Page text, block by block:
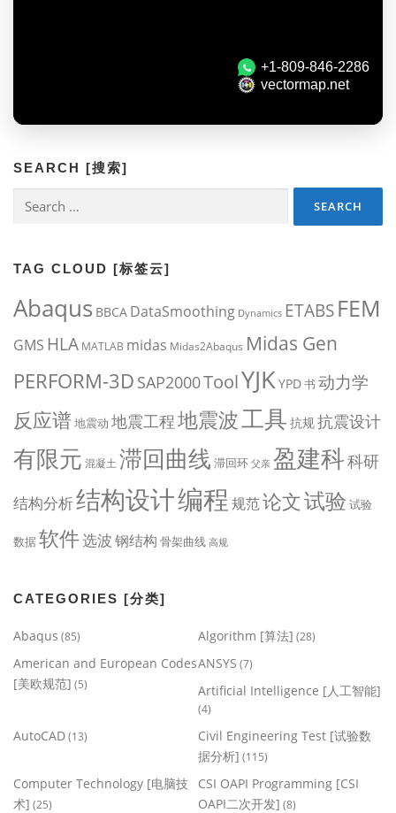
SEARCH [搜索]
for:
TAG CLOUD [标签云]
Abaqus BBCA DataSmoothing Dynamics ETABSFEM
GMS HLA MATLAB midas Midas2Abaqus Midas Gen
PERFORM-3D SAP2000ToolYJKYPD书 动力学
反应谱 地震动 地震工程地震波工具 抗规抗震设计
有限元 混凝土 滞回曲线 滞回环 父亲 盈建科科研
结构分析结构设计编程 规范论文试验 试验
数据软件选波钢结构 骨架曲线 高规
CATEGORIES [分类]
Abaqus (85) Algorithm [算法] (28)
American and European Codes
[美欧规范] (5)
ANSYS (7)
Artificial Intelligence [人工智能]
(4)
AutoCAD(13)
Civil Engineering Test [试验数
据分析] (115)
Computer Technology [电脑技
术] (25)
CSI OAPI Programming [CSI
OAPI二次开发] (8)